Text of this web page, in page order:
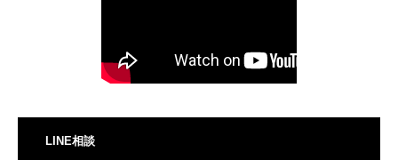
LINE相談